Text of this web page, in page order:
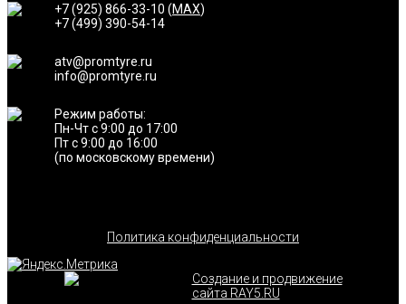
+7 (925) 866-33-10 (MAX)
+7 (499) 390-54-14
atv@promtyre.ru
info@promtyre.ru
Режим работы:
Пн-Чт с 9:00 до 17:00
Пт с 9:00 до 16:00
(по московскому времени)
Политика конфиденциальности
Создание и продвижение
сайта RAY5.RU